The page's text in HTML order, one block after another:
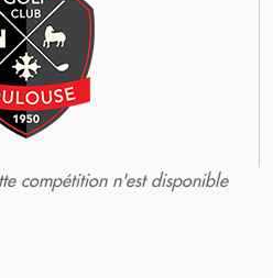
compétition n'est disponible